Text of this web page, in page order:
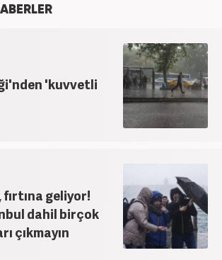
Haber7’de ‘gündem editörü’ olarak
'kuvvetli
geliyor!
dahil birçok
çıkmayın